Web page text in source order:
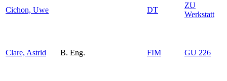
Cichon, Uwe DT
ZU
Werkstatt
Clare, Astrid B. Eng. FIM GU 226